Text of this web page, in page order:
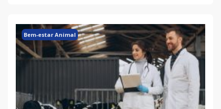
Bem-estar Animal